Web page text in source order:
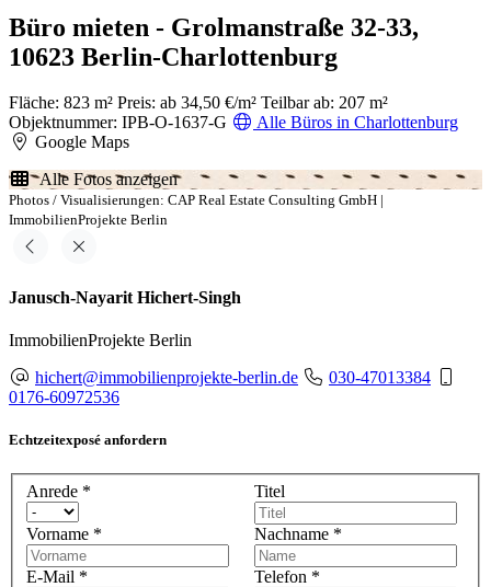
Büro mieten - Grolmanstraße 32-33,
10623 Berlin-Charlottenburg
Fläche: 823 m² Preis: ab 34,50 €/m² Teilbar ab: 207 m²
Objektnummer: IPB-O-1637-G
Alle Büros in Charlottenburg
Google Maps
Alle Fotos anzeigen
Photos / Visualisierungen: CAP Real Estate Consulting GmbH |
ImmobilienProjekte Berlin
Janusch-Nayarit Hichert-Singh
ImmobilienProjekte Berlin
hichert@immobilienprojekte-berlin.de
030-47013384
0176-60972536
Echtzeitexposé anfordern
Anrede * Titel
Vorname * Nachname *
E-Mail * Telefon *